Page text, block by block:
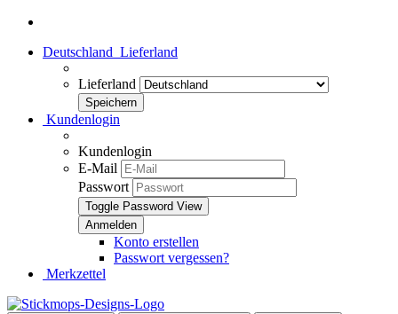
Deutschland Lieferland
Lieferland
Kundenlogin
Kundenlogin
E-Mail
Passwort
Toggle Password View
Konto erstellen
Passwort vergessen?
Merkzettel